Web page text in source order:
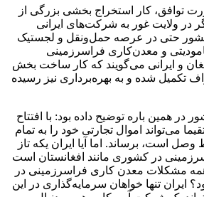
توافق، کار استخراج بخشی بزرگی از
در ولایت غور به شرکت‌های ایرانی
حتی در عرصه حمل‌ونقل و لجستیک
و معدن‌کاری فراسرزمینی
و ایرانی می‌گویند که کار ساخت بخش
تکمیل شده‌‌‌ و به بهره‌برداری نیز رسیده
در همین باره توضیح داده بود: با افتتاح
می‌تواند اموال تجارتی خود را به تمام
است، برساند. اما آیا ایران یکه تاز
در کشوری مانند افغانستان است
مشکلات معدن کاری فراسرزمینی در
ایران تنها خواهان سرمایه‌گذاری در این